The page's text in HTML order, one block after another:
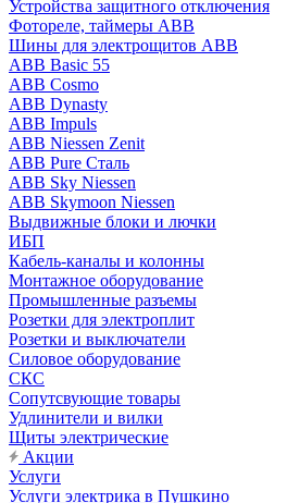
Устройства защитного отключения
Фотореле, таймеры ABB
Шины для электрощитов АВВ
ABB Basic 55
ABB Cosmo
ABB Dynasty
ABB Impuls
ABB Niessen Zenit
ABB Pure Сталь
ABB Sky Niessen
ABB Skymoon Niessen
Выдвижные блоки и лючки
ИБП
Кабель-каналы и колонны
Монтажное оборудование
Промышленные разъемы
Розетки для электроплит
Розетки и выключатели
Силовое оборудование
СКС
Сопутсвующие товары
Удлинители и вилки
Щиты электрические
Акции
Услуги
Услуги электрика в Пушкино